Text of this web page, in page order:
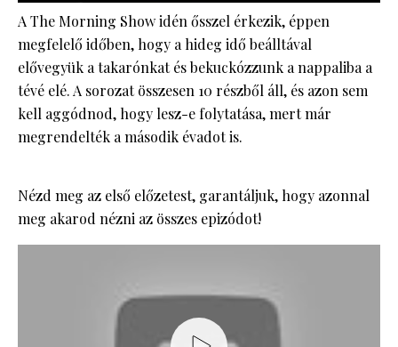
A The Morning Show idén ősszel érkezik, éppen
megfelelő időben, hogy a hideg idő beálltával
elővegyük a takarónkat és bekuckózzunk a nappaliba a
tévé elé. A sorozat összesen 10 részből áll, és azon sem
kell aggódnod, hogy lesz-e folytatása, mert már
megrendelték a második évadot is.
Nézd meg az első előzetest, garantáljuk, hogy azonnal
meg akarod nézni az összes epizódot!